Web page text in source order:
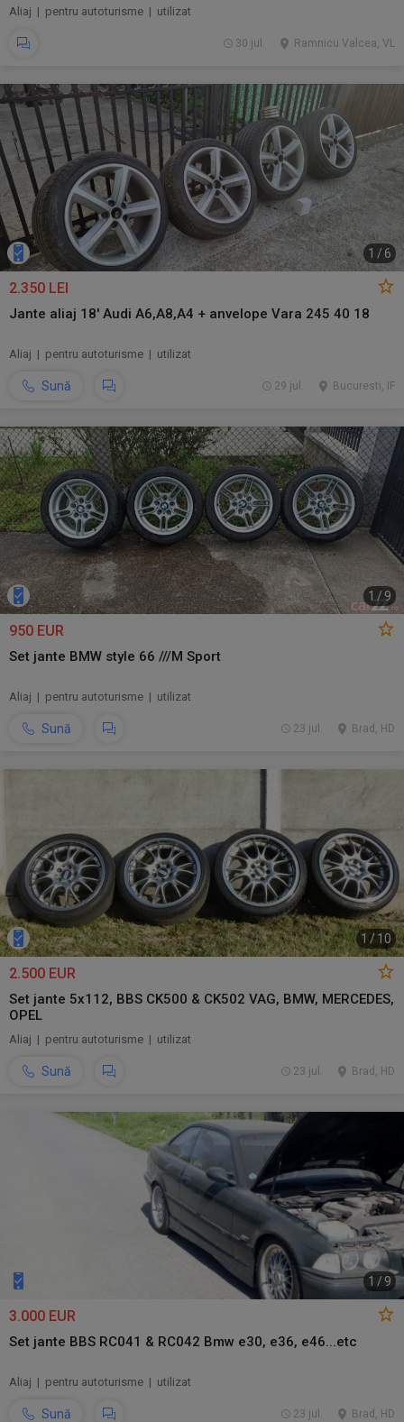
Aliaj | pentru autoturisme | utilizat
Ramnicu Valcea, VL
30 jul.
1 / 6
2.350 LEI
Jante aliaj 18' Audi A6,A8,A4 + anvelope Vara 245 40 18
Aliaj | pentru autoturisme | utilizat
Sună Bucuresti, IF
29 jul.
1 /9
950 EUR
Set jante BMW style 66 ///M Sport
Aliaj | pentru autoturisme | utilizat
Sună Brad, HD
23 jul.
1 /10
2.500 EUR
Set jante 5x112, BBS CK500 & CK502 VAG, BMW, MERCEDES,
OPEL
Aliaj | pentru autoturisme | utilizat
Sună Brad, HD
23 jul.
1 / 9
3.000 EUR
Set jante BBS RC041 & RC042 Bmw e30, e36, e46...etc
Aliaj | pentru autoturisme | utilizat
Sună Brad, HD
23 jul.